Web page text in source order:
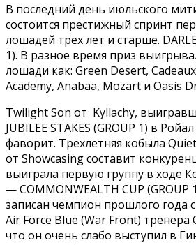
В последний день июльского
состоится престижный спринт
лошадей трех лет и старше.
1). В разное время приз
лошади как: Green Desert,
Academy, Anabaa, Mozart и Oasis
Twilight Son от Kyllachy,
JUBILEE STAKES (GROUP 1) в
фаворит. Трехлетняя кобыла
от Showcasing составит
выиграла первую группу в ходе
— COMMONWEALTH CUP
записан чемпион прошлого года
Air Force Blue (War Front)
что он очень слабо выступил в